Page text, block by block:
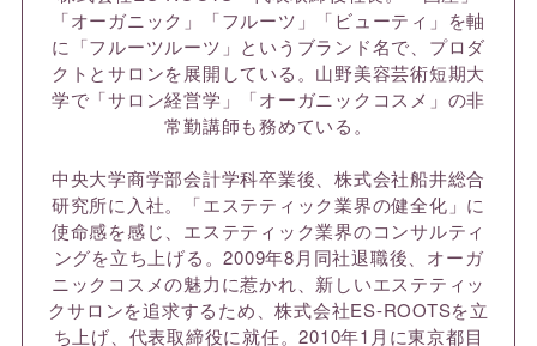
「オーガニック」「フルーツ」「ビューティ」を軸
に「フルーツルーツ」というブランド名で、プロダ
クトとサロンを展開している。山野美容芸術短期大
学で「サロン経営学」「オーガニックコスメ」の非
常勤講師も務めている。
中央大学商学部会計学科卒業後、株式会社船井総合
研究所に入社。「エステティック業界の健全化」に
使命感を感じ、エステティック業界のコンサルティ
ングを立ち上げる。2009年8月同社退職後、オーガ
ニックコスメの魅力に惹かれ、新しいエステティッ
クサロンを追求するため、株式会社ES-ROOTSを立
ち上げ、代表取締役に就任。2010年1月に東京都目